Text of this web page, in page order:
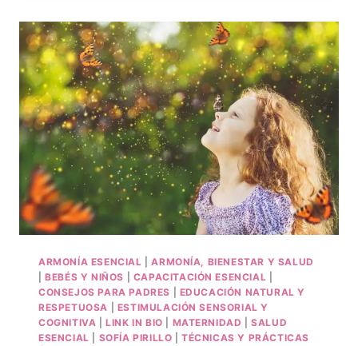
ARMONÍA ESENCIAL |ARMONÍA, BIENESTAR Y SALUD
|BEBÉS Y NIÑOS CAPACITACIÓN ESENCIAL
CONSEJOS PARA PADRES
EDUCACIÓN NATURAL Y
RESPETUOSA
ESTIMULACIÓN SENSORIAL Y
COGNITIVA |LINK IN BIO MATERNIDAD |SALUD
ESENCIAL
SOFÍA PIRILLO |TÉCNICAS Y PRÁCTICAS